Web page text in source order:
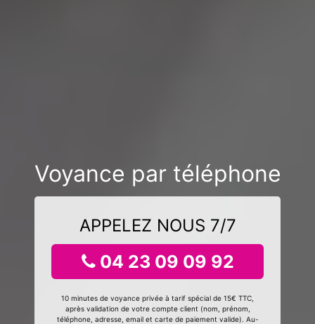
Voyance par téléphone
APPELEZ NOUS 7/7
04 23 09 09 92
10 minutes de voyance privée à tarif spécial de 15€ TTC,
après validation de votre compte client (nom, prénom,
téléphone, adresse, email et carte de paiement valide). Au-